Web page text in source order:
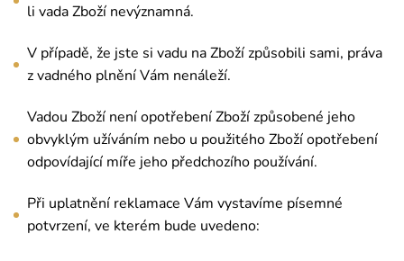
li vada Zboží nevýznamná.
V případě, že jste si vadu na Zboží způsobili sami, práva
z vadného plnění Vám nenáleží.
Vadou Zboží není opotřebení Zboží způsobené jeho
obvyklým užíváním nebo u použitého Zboží opotřebení
odpovídající míře jeho předchozího používání.
Při uplatnění reklamace Vám vystavíme písemné
potvrzení, ve kterém bude uvedeno: